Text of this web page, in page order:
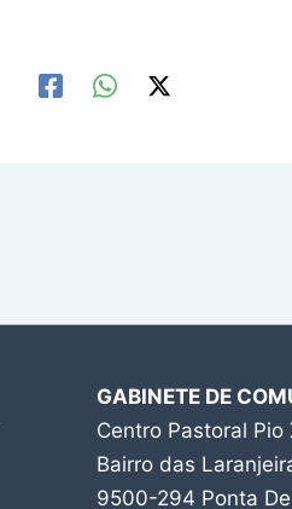
GABINETE DE
Centro Pastoral Pio
Bairro das
9500-294 Ponta